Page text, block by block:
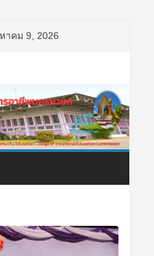
าคม 9, 2026